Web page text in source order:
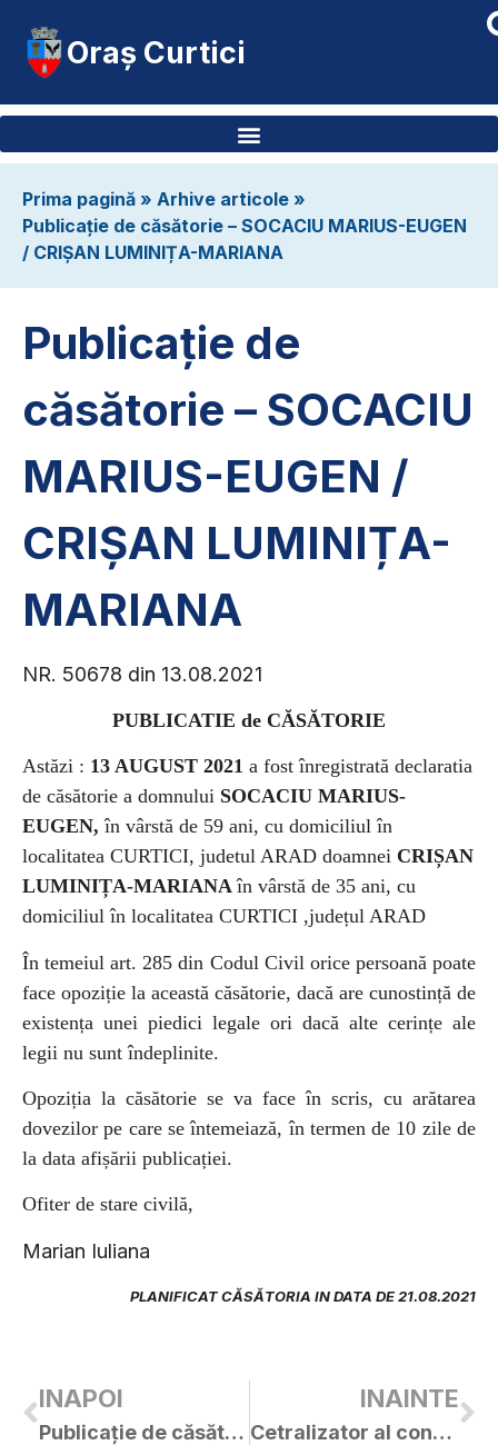
Oraș Curtici
Prima pagină » Arhive articole »
Publicație de căsătorie – SOCACIU MARIUS-EUGEN
/ CRIȘAN LUMINIȚA-MARIANA
Publicație de
căsătorie – SOCACIU
MARIUS-EUGEN /
CRIȘAN LUMINIȚA-
MARIANA
NR. 50678 din 13.08.2021
PUBLICATIE de CĂSĂTORIE
Astăzi : 13 AUGUST 2021 a fost înregistrată declaratia
de căsătorie a domnului SOCACIU MARIUS-
EUGEN,în vârstă de 59 ani, cu domiciliul în
localitatea CURTICI, judetul ARAD doamnei CRIȘAN
LUMINIȚA-MARIANAîn vârstă de 35 ani, cu
domiciliul în localitatea CURTICI ,județul ARAD
În temeiul art. 285 din Codul Civil orice persoană poate
face opoziție la această căsătorie, dacă are cunostință de
existența unei piedici legale ori dacă alte cerințe ale
legii nu sunt îndeplinite.
Opoziția la căsătorie se va face în scris, cu arătarea
dovezilor pe care se întemeiază, în termen de 10 zile de
la data afișării publicației.
Ofiter de stare civilă,
Marian Iuliana
PLANIFICAT CĂSĂTORIA IN DATA DE 21.08.2021
INAPOI
Publicație de căsătorie – FARAONEANU MARIAN / CĂCIULĂ SARA
INAINTE
Cetralizator al contractelor – achiziții publice peste 5000 EUR – anul 2021